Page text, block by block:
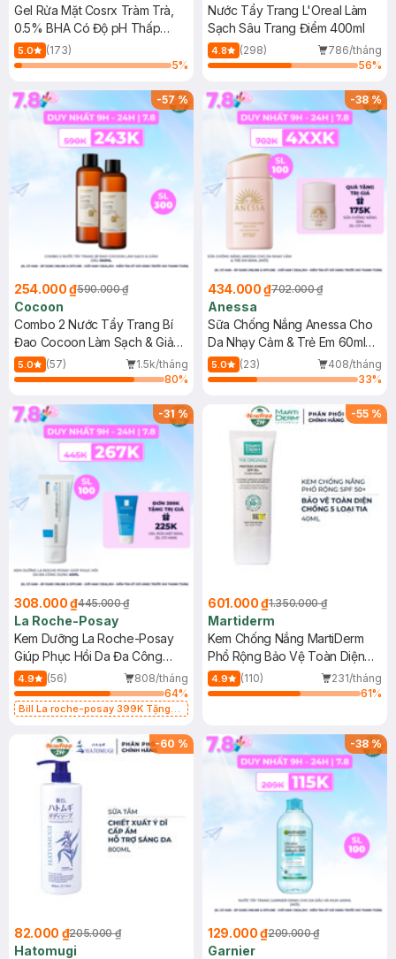
Gel Rửa Mặt Cosrx Tràm Trà,
0.5% BHA Có Độ pH Thấp
150ml
5.0
(173)
5%
Nước Tẩy Trang L'Oreal Làm
Sạch Sâu Trang Điểm 400ml
4.8 (298)
786/tháng
56%
-57%
254.000 ₫590.000 ₫
Cocoon
Combo 2 Nước Tẩy Trang Bí
Đao Cocoon Làm Sạch & Giảm
Dầu 500ml
5.0 (57)
1.5k/tháng
80%
-38%
434.000 ₫702.000 ₫
Anessa
Sữa Chống Nắng Anessa Cho
Da Nhạy Cảm & Trẻ Em 60ml
(Mới)
5.0 (23)
408/tháng
33%
-31%
308.000 ₫445.000 ₫
La Roche-Posay
Kem Dưỡng La Roche-Posay
Giúp Phục Hồi Da Đa Công
Dụng 40ml
4.9 (56)
808/tháng
64%
Bill La roche-posay 399K Tặng
(SL có hạn)
-55 %
601.000 ₫1.350.000 ₫
Martiderm
Kem Chống Nắng MartiDerm
Phổ Rộng Bảo Vệ Toàn Diện
40ml
4.9 (110)
231/tháng
61%
-60 %
82.000 ₫205.000 ₫
Hatomugi
-38%
129.000 ₫209.000 ₫
Garnier